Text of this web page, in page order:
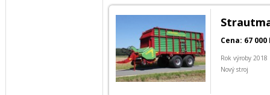
Cena: 67 000
Rok výroby 2018
Nový stroj